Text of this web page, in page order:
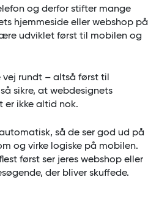
og derfor stifter mange
hjemmeside eller webshop på
udviklet først til mobilen og
rundt – altså først til
sikre, at webdesignets
er ikke altid nok.
så de ser god ud på
og virke logiske på mobilen.
først ser jeres webshop eller
der bliver skuffede.